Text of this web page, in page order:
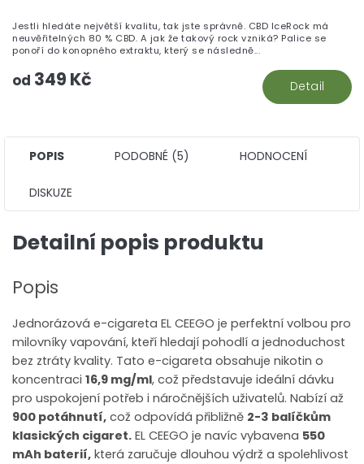
od 349 Kč Detail
Jestli hledáte největší kvalitu, tak jste správně. CBD IceRock má
neuvěřitelných 80 % CBD. A jak že takový rock vzniká? Palice se
ponoří do konopného extraktu, který se následně...
POPIS PODOBNÉ (5) HODNOCENÍ
DISKUZE
Detailní popis produktu
Popis
Jednorázová e-cigareta EL CEEGO je perfektní volbou pro
milovníky vapování, kteří hledají pohodlí a jednoduchost
bez ztráty kvality. Tato e-cigareta obsahuje nikotin o
koncentraci 16,9 mg/ml, což představuje ideální dávku
pro uspokojení potřeb i náročnějších uživatelů. Nabízí až
900 potáhnutí, což odpovídá přibližně 2-3 balíčkům
klasických cigaret. EL CEEGO je navíc vybavena 550
mAh baterií, která zaručuje dlouhou výdrž a spolehlivost